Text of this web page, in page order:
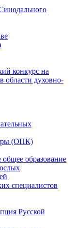
конкурс на
области духовно-
(ОПК)
общее образование
специалистов
Русской